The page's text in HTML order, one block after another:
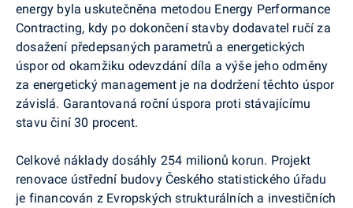
energy byla uskutečněna metodou Energy Performance
Contracting, kdy po dokončení stavby dodavatel ručí za
dosažení předepsaných parametrů a energetických
úspor od okamžiku odevzdání díla a výše jeho odměny
za energetický management je na dodržení těchto úspor
závislá. Garantovaná roční úspora proti stávajícímu
stavu činí 30 procent.
Celkové náklady dosáhly 254 milionů korun. Projekt
renovace ústřední budovy Českého statistického úřadu
je financován z Evropských strukturálních a investičních